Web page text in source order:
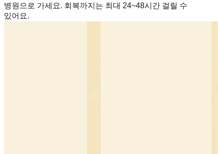
병원으로 가세요. 회복까지는 최대 24~48시간 걸릴 수
있어요.